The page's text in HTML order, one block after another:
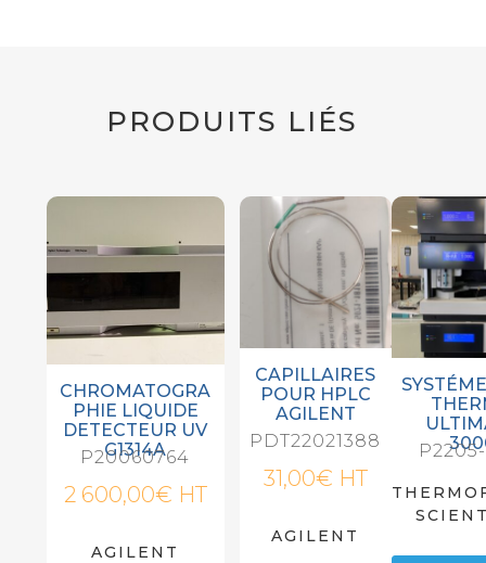
PRODUITS LIÉS
CHROMATOGRA
PHIE LIQUIDE
DETECTEUR UV
G1314A
P20060764
2 600,00€ HT
AGILENT
CAPILLAIRES
POUR HPLC
AGILENT
PDT22021388
31,00€ HT
AGILENT